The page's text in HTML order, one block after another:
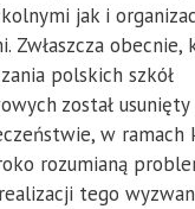
jak i
Zwłaszcza obecnie,
polskich szkół
został
w ramach
rozumianą
tego